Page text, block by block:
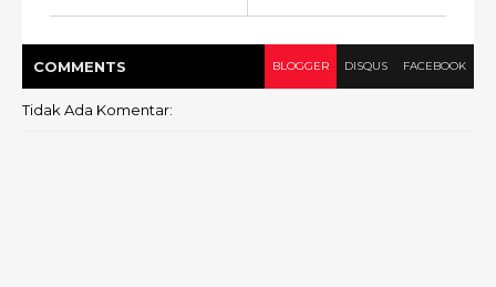
COMMENTS BLOGGER DISQUS FACEBOOK
Tidak Ada Komentar: